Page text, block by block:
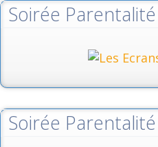
Soirée Parentalité
Soirée Parentalité